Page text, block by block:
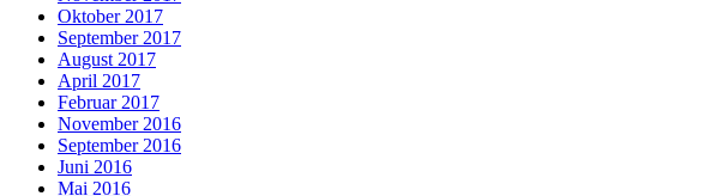
Oktober 2017
September 2017
August 2017
April 2017
Februar 2017
November 2016
September 2016
Juni 2016
Mai 2016